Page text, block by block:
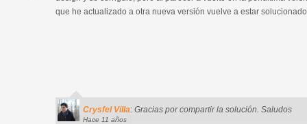
que he actualizado a otra nueva versión vuelve a estar
Crysfel Villa: Gracias por compartir la solución. Saludos
Hace 11 años